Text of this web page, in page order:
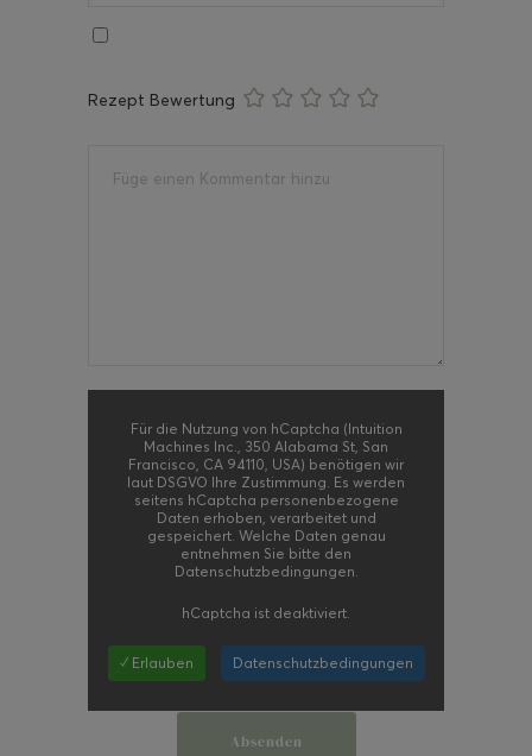
Rezept Bewertung
Für die Nutzung von hCaptcha (Intuition
Machines Inc., 350 Alabama St, San
Francisco, CA 94110, USA) benötigen wir
laut DSGVO Ihre Zustimmung. Es werden
seitens hCaptcha personenbezogene
Daten erhoben, verarbeitet und
gespeichert. Welche Daten genau
entnehmen Sie bitte den
Datenschutzbedingungen.
hCaptcha ist deaktiviert.
✓ Erlauben Datenschutzbedingungen